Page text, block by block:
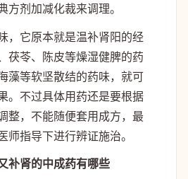
方剂加减化裁来调理。
，它原本就是温补肾阳的经
茯苓、陈皮等燥湿健脾的药
藻等软坚散结的药味，就可
。不过具体用药还是要根据
整，不能随便套用成方，最
师指导下进行辨证施治。
补肾的中成药有哪些